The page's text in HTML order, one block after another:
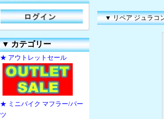
▼カテゴリー
★ アウトレットセール
★ ミニバイク マフラー/パー
ツ
▼ リペア ジュラ